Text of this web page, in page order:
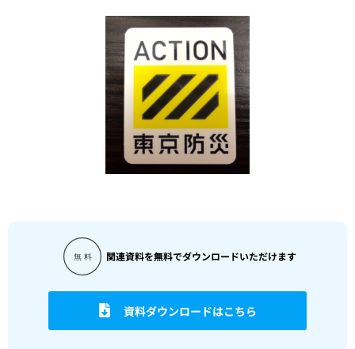
関連資料を無料でダウンロードいただけます
資料ダウンロードはこちら